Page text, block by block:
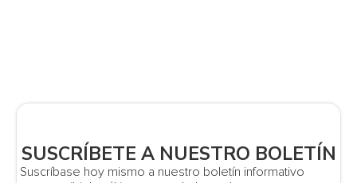
SUSCRÍBETE A NUESTRO BOLETÍN
Suscríbase hoy mismo a nuestro boletín informativo